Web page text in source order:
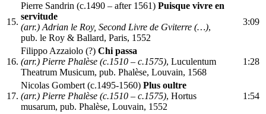
15.
Pierre Sandrin (c.1490 – after 1561) Puisque vivre en
servitude
(arr.) Adrian le Roy, Second Livre de Gviterre (…),
pub. le Roy & Ballard, Paris, 1552
3:09
16.
Filippo Azzaiolo (?) Chi passa
(arr.) Pierre Phalèse (c.1510 – c.1575), Luculentum
Theatrum Musicum, pub. Phalèse, Louvain, 1568
1:28
17.
Nicolas Gombert (c.1495-1560) Plus oultre
(arr.) Pierre Phalèse (c.1510 – c.1575), Hortus
musarum, pub. Phalèse, Louvain, 1552
1:54